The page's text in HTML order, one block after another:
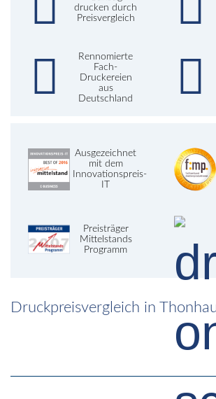
drucken durch
Preisvergleich
Rennomierte
Fach-
Druckereien
aus
Deutschland
Ausgezeichnet
mit dem
Innovationspreis-
IT
Preisträger
Mittelstands
Programm
Druckpreisvergleich in